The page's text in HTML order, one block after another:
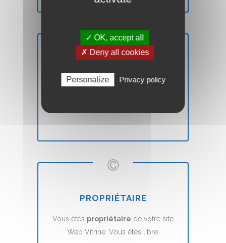
PROPRIÉTAIRE
Vous êtes propriétaire de votre site
Web Vitrine. Vous êtes libre.
✓ OK, accept all
✗ Deny all cookies
Personalize Privacy policy